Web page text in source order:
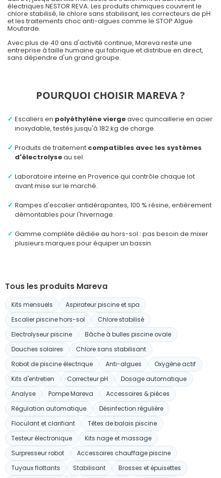
électriques NESTOR REVA. Les produits chimiques couvrent le
chlore stabilisé, le chlore sans stabilisant, les correcteurs de pH
et les traitements choc anti-algues comme le STOP Algue
Moutarde.
Avec plus de 40 ans d'activité continue, Mareva reste une
entreprise à taille humaine qui fabrique et distribue en direct,
sans dépendre d'un grand groupe.
POURQUOI CHOISIR MAREVA ?
Escaliers en polyéthylène viergeavec quincaillerie en acier
inoxydable, testés jusqu'à 182 kg de charge.
Produits de traitement compatibles avec les systèmes
d'électrolyseau sel.
Laboratoire interne en Provence qui contrôle chaque lot
avant mise sur le marché.
Rampes d'escalier antidérapantes, 100 % résine, entièrement
démontables pour l'hivernage.
Gamme complète dédiée au hors-sol : pas besoin de mixer
plusieurs marques pour équiper un bassin.
Tous les produits Mareva
Kits mensuels
Aspirateur piscine et spa
Escalier piscine hors-sol
Chlore stabilisé
Electrolyseur piscine
Bâche à bulles piscine ovale
Douches solaires
Chlore sans stabilisant
Robot de piscine électrique
Anti-algues
Oxygène actif
Kits d'entretien
Correcteur pH
Dosage automatique
Analyse
Pompe Mareva
Accessoires & pièces
Régulation automatique
Désinfection régulière
Floculant et clarifiant
Têtes de balais piscine
Testeur électronique
Kits nage et massage
Surpresseur robot
Accessoires chauffage piscine
Tuyaux flottants
Stabilisant
Brosses et épuisettes